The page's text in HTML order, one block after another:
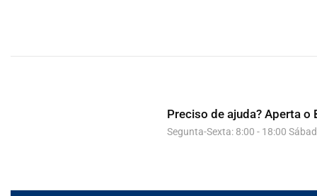
Preciso de ajuda? Aperta o
Segunta-Sexta: 8:00 - 18:00